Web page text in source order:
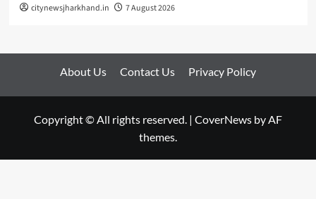
citynewsjharkhand.in 7 August 2026
About Us Contact Us Privacy Policy
Copyright © All rights reserved. | CoverNews by AF
themes.